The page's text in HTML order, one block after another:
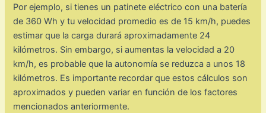
Por ejemplo, si tienes un patinete eléctrico con una batería
de 360 Wh y tu velocidad promedio es de 15 km/h, puedes
estimar que la carga durará aproximadamente 24
kilómetros. Sin embargo, si aumentas la velocidad a 20
km/h, es probable que la autonomía se reduzca a unos 18
kilómetros. Es importante recordar que estos cálculos son
aproximados y pueden variar en función de los factores
mencionados anteriormente.